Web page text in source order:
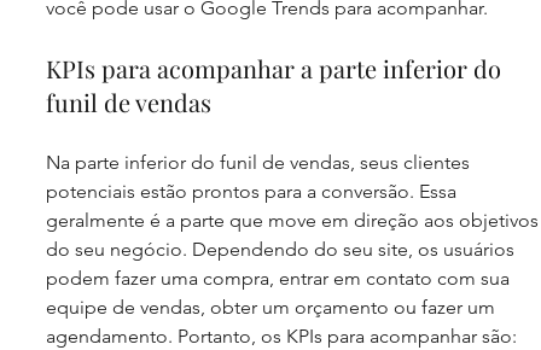
você pode usar o Google Trends para acompanhar.
KPIs para acompanhar a parte inferior do
funil de vendas
Na parte inferior do funil de vendas, seus clientes
potenciais estão prontos para a conversão. Essa
geralmente é a parte que move em direção aos
do seu negócio. Dependendo do seu site, os usuários
podem fazer uma compra, entrar em contato com sua
equipe de vendas, obter um orçamento ou fazer um
agendamento. Portanto, os KPIs para acompanhar são: